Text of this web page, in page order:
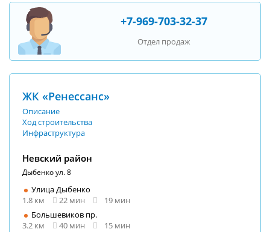
+7-969-703-32-37
Отдел продаж
ЖК «Ренессанс»
Описание
Ход строительства
Инфраструктура
Невский район
Дыбенко ул. 8
Улица Дыбенко
1.8 км
22 мин
19 мин
Большевиков пр.
3.2 км
40 мин
15 мин